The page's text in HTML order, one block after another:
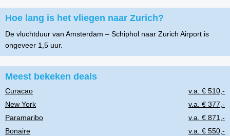
Hoe lang is het vliegen naar Zurich?
De vluchtduur van Amsterdam – Schiphol naar Zurich Airport is
ongeveer 1,5 uur.
Meest bekeken deals
Curacao
v.a. € 510,-
New York
v.a. € 377,-
Paramaribo
v.a. € 871,-
Bonaire
v.a. € 550,-